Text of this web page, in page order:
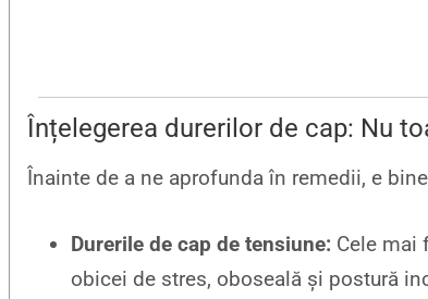
Înțelegerea durerilor de cap: Nu
Înainte de a ne aprofunda în remedii, e
Durerile de cap de tensiune: Cele mai
obicei de stres, oboseală și postură